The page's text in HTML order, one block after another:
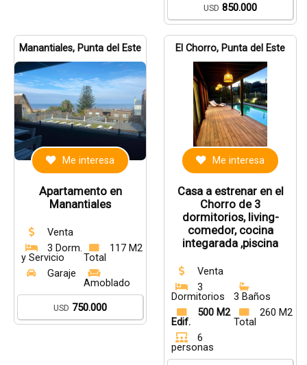
USD 850.000
Manantiales, Punta del Este
Me interesa
Apartamento en
Manantiales
Venta
3 Dorm.
y Servicio
117 M2
Total
Garaje
Amoblado
USD 750.000
El Chorro, Punta del Este
Me interesa
Casa a estrenar en el
Chorro de 3
dormitorios, living-
comedor, cocina
integarada ,piscina
Venta
3
Dormitorios
3 Baños
500 M2
Edif.
260 M2
Total
6
personas